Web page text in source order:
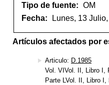
Tipo de fuente: OM
Fecha:
Lunes, 13
Artículos afectados por
Articulo: D.1985
Vol. VIVol. II, Libro I,
Parte LVol. II, Libro